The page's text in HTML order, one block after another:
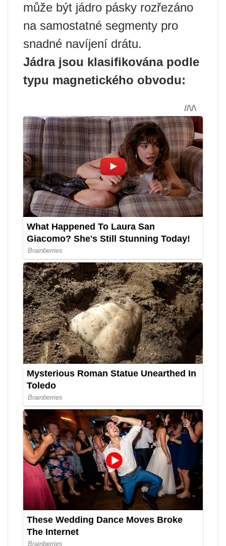
může být jádro pásky rozřezáno
na samostatné segmenty pro
snadné navíjení drátu.
Jádra jsou klasifikována podle
typu magnetického obvodu: